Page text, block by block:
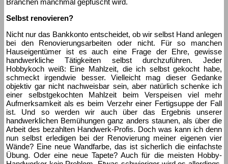
Branchen manchmal gepfuscht wird.
Selbst renovieren?
Nicht nur das Bankkonto entscheidet, ob wir selbst Hand anlegen
bei den Renovierungsarbeiten oder nicht. Für so manchen
Hauseigentümer ist es auch eine Frage der Ehre, gewisse
handwerkliche Tätigkeiten selbst durchzuführen. Jeder
Hobbykoch weiß: Eine Mahlzeit, die ich selbst gekocht habe,
schmeckt irgendwie besser. Vielleicht mag dieser Gedanke
objektiv gar nicht nachweisbar sein, aber natürlich schenke ich
einer selbstgekochten Mahlzeit beim Verspeisen viel mehr
Aufmerksamkeit als es beim Verzehr einer Fertigsuppe der Fall
ist. Und so werden wir auch über das Ergebnis unserer
handwerklichen Bemühungen ganz anders staunen, als über die
Arbeit des bezahlten Handwerk-Profis. Doch was kann ich denn
nun selbst erledigen bei der Renovierung meiner eigenen vier
Wände? Eine neue Wandfarbe, das ist sicherlich die einfachste
Übung. Oder eine neue Tapete? Auch für die meisten Hobby-